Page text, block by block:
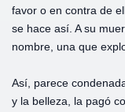
favor o en contra de
se hace así. A su
nombre, una que
Así, parece
y la belleza, la pagó